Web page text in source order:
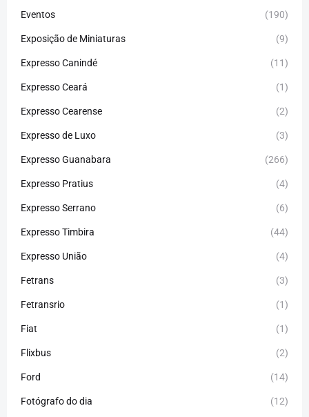
Eventos (190)
Exposição de Miniaturas (9)
Expresso Canindé (11)
Expresso Ceará (1)
Expresso Cearense (2)
Expresso de Luxo (3)
Expresso Guanabara (266)
Expresso Pratius (4)
Expresso Serrano (6)
Expresso Timbira (44)
Expresso União (4)
Fetrans (3)
Fetransrio (1)
Fiat (1)
Flixbus (2)
Ford (14)
Fotógrafo do dia (12)